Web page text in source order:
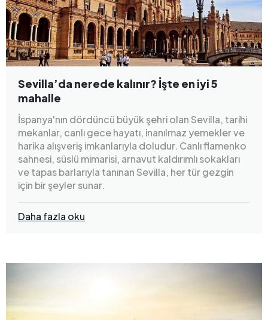
Sevilla’da nerede kalınır? İşte en iyi 5
mahalle
İspanya'nın dördüncü büyük şehri olan Sevilla, tarihi
mekanlar, canlı gece hayatı, inanılmaz yemekler ve
harika alışveriş imkanlarıyla doludur. Canlı flamenko
sahnesi, süslü mimarisi, arnavut kaldırımlı sokakları
ve tapas barlarıyla tanınan Sevilla, her tür gezgin
için bir şeyler sunar.
Daha fazla oku